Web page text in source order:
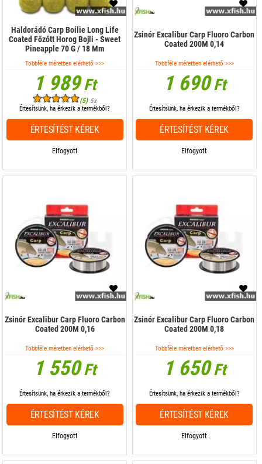
Haldorádó Carp Boilie Long Life
Coated Főzőtt Horog Bojli - Sweet
Pineapple 70 G / 18 Mm
Többféle méretben elérhető >>>
1 989Ft
(5) 5x
Elfogyott
Értesítsünk, ha érkezik a termékből?
ÉRTESÍTÉST KÉREK
Zsinór Excalibur Carp Fluoro Carbon
Coated 200M 0,14
Többféle méretben elérhető >>>
1 690Ft
Elfogyott
Értesítsünk, ha érkezik a termékből?
ÉRTESÍTÉST KÉREK
Zsinór Excalibur Carp Fluoro Carbon
Coated 200M 0,16
Többféle méretben elérhető >>>
1 550Ft
Elfogyott
Értesítsünk, ha érkezik a termékből?
ÉRTESÍTÉST KÉREK
Zsinór Excalibur Carp Fluoro Carbon
Coated 200M 0,18
Többféle méretben elérhető >>>
1 650Ft
Elfogyott
Értesítsünk, ha érkezik a termékből?
ÉRTESÍTÉST KÉREK